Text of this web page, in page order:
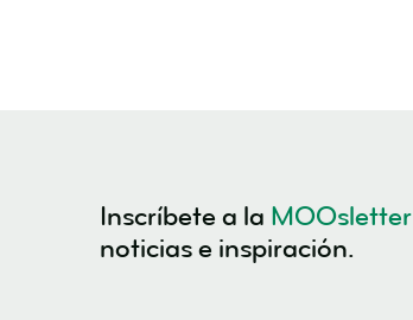
Inscríbete a la MOOsletter
noticias e inspiración.